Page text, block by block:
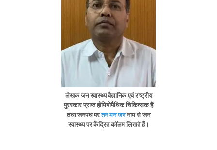
लेखक जन स्वास्थ्य वैज्ञानिक एवं राष्ट्रीय
पुरस्कार प्राप्त होमियोपैथिक चिकित्सक हैं
तथा जनपथ परतन मन जननाम से जन
स्वास्थ्य पर केंद्रित कॉलम लिखते हैं।